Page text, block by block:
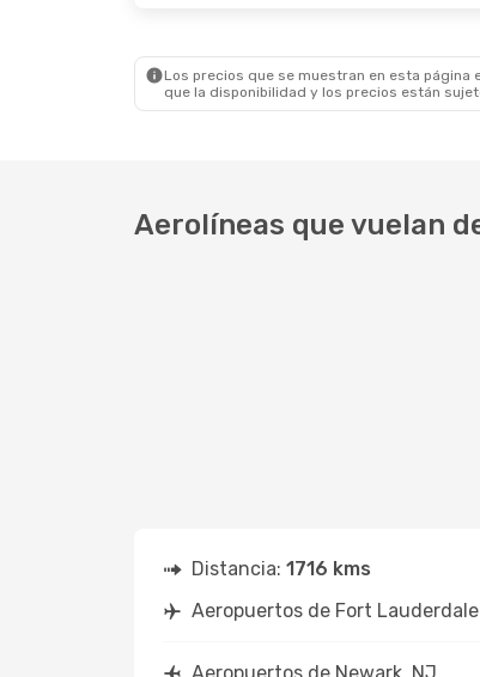
Los precios que se muestran en esta
que la disponibilidad y los precios están
Aerolíneas que vuelan
Distancia: 1716 kms
Aeropuertos de Fort Lauderdale